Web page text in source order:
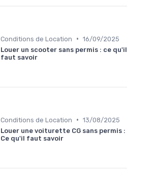
Conditions de Location • 16/09/2025
Louer un scooter sans permis : ce qu'il
faut savoir
Conditions de Location • 13/08/2025
Louer une voiturette CG sans permis :
Ce qu'il faut savoir